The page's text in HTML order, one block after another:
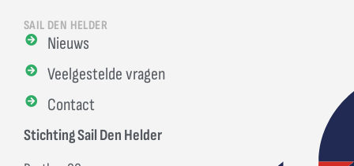
SAIL DEN HELDER
Nieuws
Veelgestelde vragen
Contact
Stichting Sail Den Helder